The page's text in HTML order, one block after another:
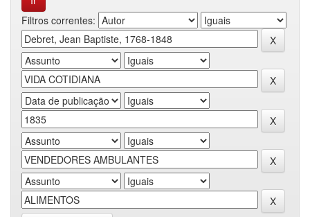
Filtros correntes: